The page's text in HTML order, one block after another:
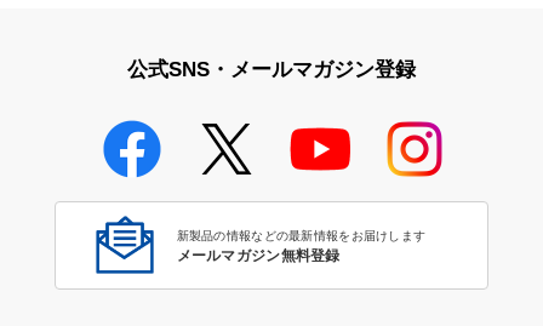
公式SNS・メールマガジン登録
新製品の情報などの最新情報をお届けします
メールマガジン無料登録